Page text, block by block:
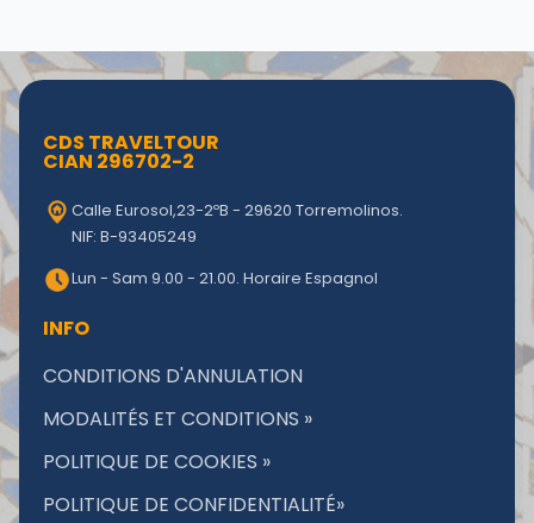
CDS TRAVELTOUR
CIAN 296702-2
Calle Eurosol,23-2ºB - 29620 Torremolinos.
NIF: B-93405249
Lun - Sam 9.00 - 21.00. Horaire Espagnol
INFO
CONDITIONS D'ANNULATION
MODALITÉS ET CONDITIONS »
POLITIQUE DE COOKIES »
POLITIQUE DE CONFIDENTIALITÉ»